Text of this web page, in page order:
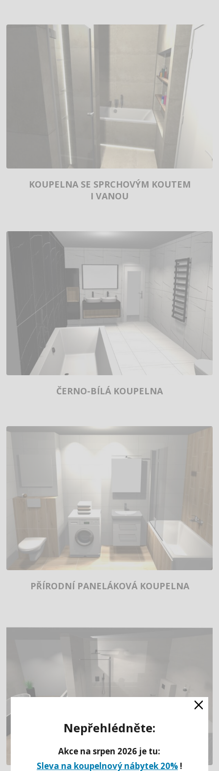
KOUPELNA SE SPRCHOVÝM KOUTEM
I VANOU
ČERNO-BÍLÁ KOUPELNA
PŘÍRODNÍ PANELÁKOVÁ KOUPELNA
Nepřehlédněte:
Akce na srpen 2026 je tu:
Sleva na koupelnový nábytek 20%!
×